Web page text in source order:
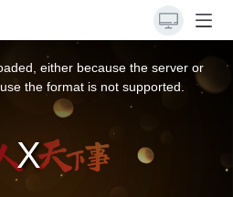
either because the server or
the format is not supported.